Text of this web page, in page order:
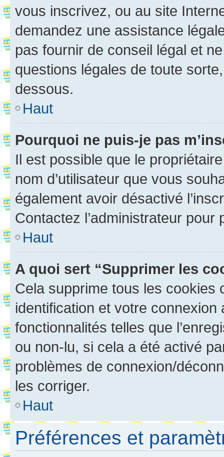
vous inscrivez, ou au site
demandez une assistance
pas fournir de conseil légal et
questions légales de toute
dessous.
Haut
Pourquoi ne puis-je pas
Il est possible que le
nom d’utilisateur que vous
également avoir désactivé
Contactez l’administrateur
Haut
A quoi sert “Supprimer les
Cela supprime tous les cookies
identification et votre
fonctionnalités telles que
ou non-lu, si cela a été activé
problèmes de connexion/
les corriger.
Haut
Préférences et